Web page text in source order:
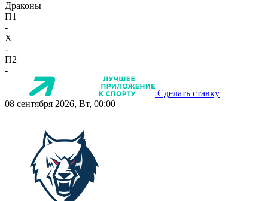
Драконы
П1
-
X
-
П2
-
Сделать ставку
08 сентября 2026, Вт, 00:00